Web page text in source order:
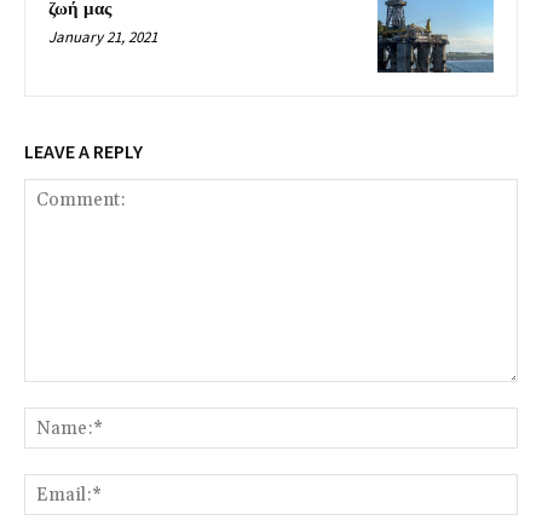
ζωή μας
January 21, 2021
LEAVE A REPLY